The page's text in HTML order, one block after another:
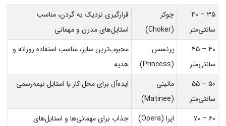
۳۵ – ۴۰
سانتی‌متر
چوکر
(Choker)
قرارگیری نزدیک به گردن، مناسب
استایل‌های مدرن و مهمانی
۴۰ – ۴۵
سانتی‌متر
پرنسس
(Princess)
محبوب‌ترین سایز، مناسب استفاده روزانه و
هدیه
۵۰ – ۵۵
سانتی‌متر
ماتینی
(Matinee)
ایده‌آل برای محل کار یا استایل نیمه‌رسمی
۶۰ – ۷۰
اپرا (Opera)
جذاب برای مهمانی‌ها و استایل‌های